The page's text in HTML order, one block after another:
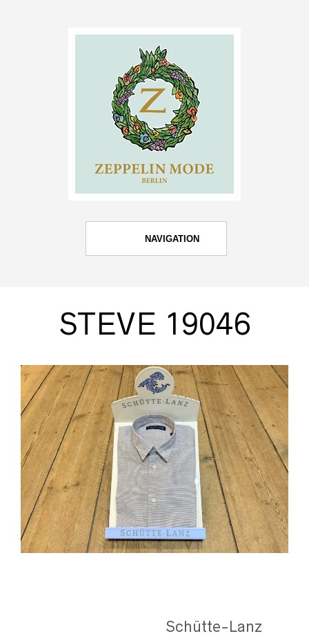
NAVIGATION
STEVE 19046
Schütte-Lanz